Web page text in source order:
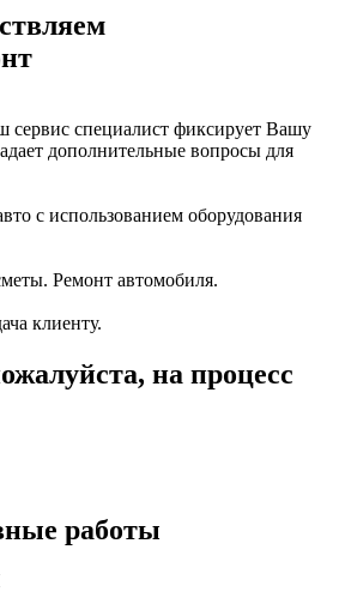
сервис специалист фиксирует Вашу
дополнительные вопросы для
с использованием оборудования
Ремонт автомобиля.
клиенту.
на процесс
работы